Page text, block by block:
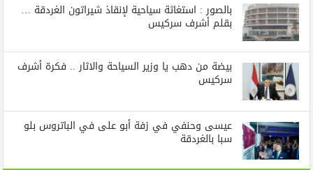
بالصور : استغاثة سياحية لإنقاذ شيراتون الغردقة …
بقلم أشرف سركيس
بيضة من دهب يا وزير السياحة والاثار .. فكرة أشرف
سركيس
عيسى وحنفي في زفة أبو على في الباتروس بلو
سبا بالغردقة